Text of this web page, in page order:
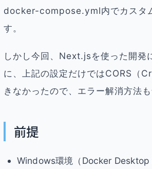
docker-compose.yml内でカスタ
す。
しかし今回、Next.jsを使った開
に、上記の設定だけではCORS
きなかったので、エラー解消方法
前提
Windows環境（Docker Desktop